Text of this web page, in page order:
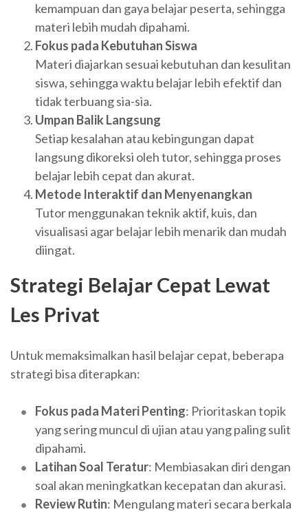
kemampuan dan gaya belajar peserta, sehingga
materi lebih mudah dipahami.
Fokus pada Kebutuhan Siswa
Materi diajarkan sesuai kebutuhan dan kesulitan
siswa, sehingga waktu belajar lebih efektif dan
tidak terbuang sia-sia.
Umpan Balik Langsung
Setiap kesalahan atau kebingungan dapat
langsung dikoreksi oleh tutor, sehingga proses
belajar lebih cepat dan akurat.
Metode Interaktif dan Menyenangkan
Tutor menggunakan teknik aktif, kuis, dan
visualisasi agar belajar lebih menarik dan mudah
diingat.
Strategi Belajar Cepat Lewat
Les Privat
Untuk memaksimalkan hasil belajar cepat, beberapa
strategi bisa diterapkan:
Fokus pada Materi Penting: Prioritaskan topik
yang sering muncul di ujian atau yang paling sulit
dipahami.
Latihan Soal Teratur: Membiasakan diri dengan
soal akan meningkatkan kecepatan dan akurasi.
Review Rutin: Mengulang materi secara berkala